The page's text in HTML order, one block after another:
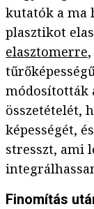
kutatók a ma
plasztikot
elasztomerre
módosították
összetételét,
képességét,
stresszt, ami
Finomítás